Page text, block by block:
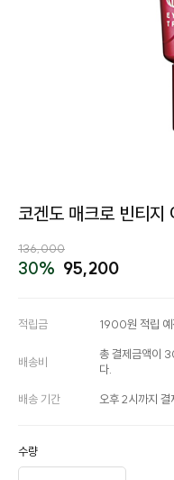
코겐도 매크로 빈티지
136,000
30% 95,200
적립금 1900원 적립 예
배송비
총 결제금액이
다.
배송 기간 오후 2시까지
수량